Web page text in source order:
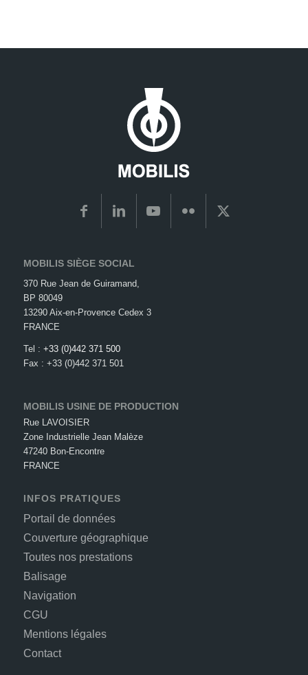
MOBILIS SIÈGE SOCIAL
370 Rue Jean de Guiramand,
BP 80049
13290 Aix-en-Provence Cedex 3
FRANCE
Tel : +33 (0)442 371 500
Fax : +33 (0)442 371 501
MOBILIS USINE DE PRODUCTION
Rue LAVOISIER
Zone Industrielle Jean Malèze
47240 Bon-Encontre
FRANCE
INFOS PRATIQUES
Portail de données
Couverture géographique
Toutes nos prestations
Balisage
Navigation
CGU
Mentions légales
Contact